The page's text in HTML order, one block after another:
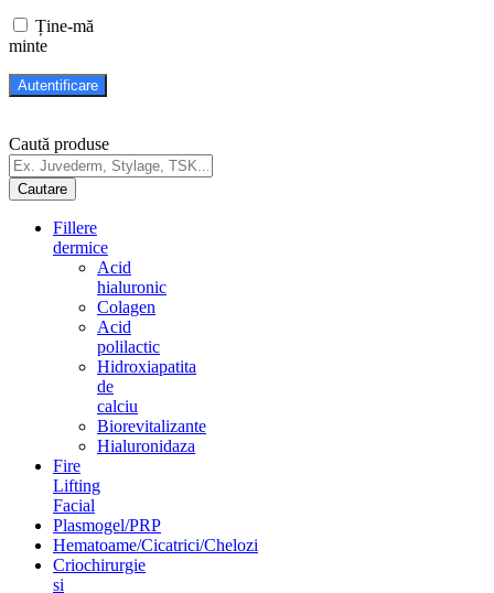
Ține-mă
minte
Caută produse
Fillere
dermice
Acid
hialuronic
Colagen
Acid
polilactic
Hidroxiapatita
de
calciu
Biorevitalizante
Hialuronidaza
Fire
Lifting
Facial
Plasmogel/PRP
Hematoame/Cicatrici/Chelozi
Criochirurgie
si